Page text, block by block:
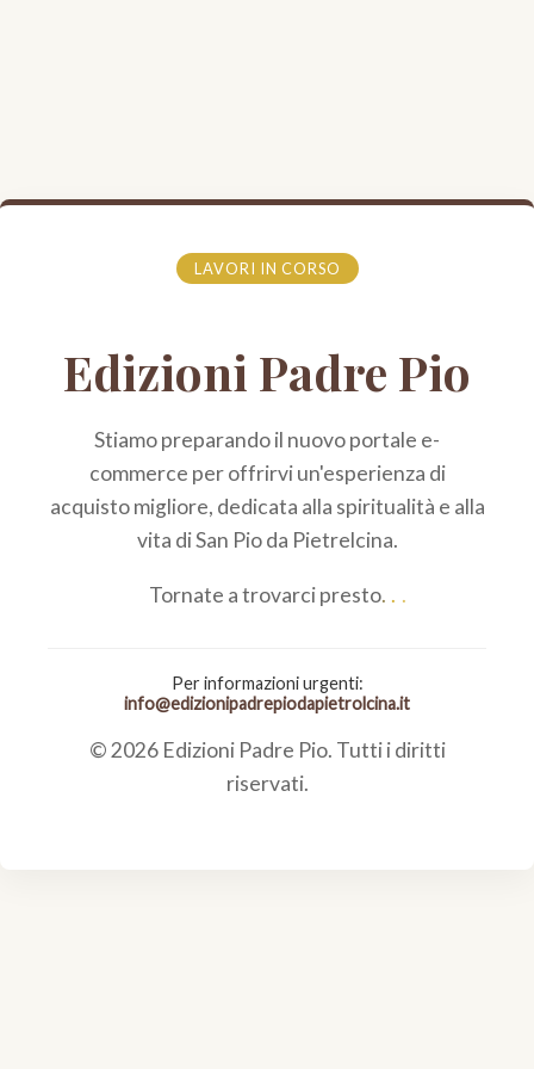
LAVORI IN CORSO
Edizioni Padre Pio
Stiamo preparando il nuovo portale e-
commerce per offrirvi un'esperienza di
acquisto migliore, dedicata alla spiritualità e alla
vita di San Pio da Pietrelcina.
Tornate a trovarci presto
Per informazioni urgenti:
info@edizionipadrepiodapietrolcina.it
© 2026 Edizioni Padre Pio. Tutti i diritti
riservati.